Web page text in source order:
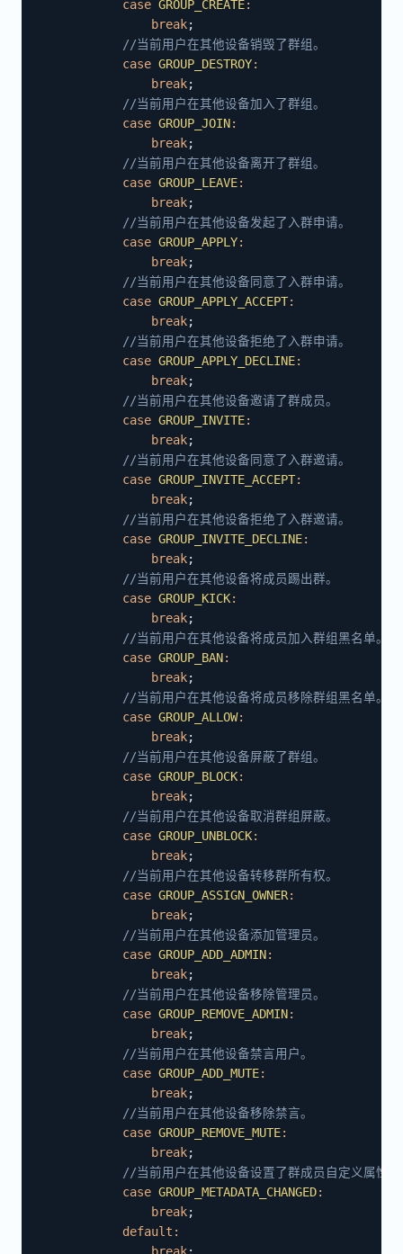
case GROUP_CREATE:
break;
//当前⽤户在其他设备销毁了群组。
case GROUP_DESTROY:
break;
//当前⽤户在其他设备加⼊了群组。
case GROUP_JOIN:
break;
//当前⽤户在其他设备离开了群组。
case GROUP_LEAVE:
break;
//当前⽤户在其他设备发起了入群申请。
case GROUP_APPLY:
break;
//当前⽤户在其他设备同意了入群申请。
case GROUP_APPLY_ACCEPT:
break;
//当前⽤户在其他设备拒绝了入群申请。
case GROUP_APPLY_DECLINE:
break;
//当前⽤户在其他设备邀请了群成员。
case GROUP_INVITE:
break;
//当前⽤户在其他设备同意了入群邀请。
case GROUP_INVITE_ACCEPT:
break;
//当前⽤户在其他设备拒绝了入群邀请。
case GROUP_INVITE_DECLINE:
break;
//当前⽤户在其他设备将成员踢出群。
case GROUP_KICK:
break;
//当前⽤户在其他设备将成员加⼊群组⿊名单。
case GROUP_BAN:
break;
//当前⽤户在其他设备将成员移除群组⿊名单。
case GROUP_ALLOW:
break;
//当前⽤户在其他设备屏蔽了群组。
case GROUP_BLOCK:
break;
//当前⽤户在其他设备取消群组屏蔽。
case GROUP_UNBLOCK:
break;
//当前⽤户在其他设备转移群所有权。
case GROUP_ASSIGN_OWNER:
break;
//当前⽤户在其他设备添加管理员。
case GROUP_ADD_ADMIN:
break;
//当前⽤户在其他设备移除管理员。
case GROUP_REMOVE_ADMIN:
break;
//当前⽤户在其他设备禁⾔⽤户。
case GROUP_ADD_MUTE:
break;
//当前⽤户在其他设备移除禁⾔。
case GROUP_REMOVE_MUTE:
break;
//当前⽤户在其他设备设置了群成员自定义属性。
case GROUP_METADATA_CHANGED:
break;
default :